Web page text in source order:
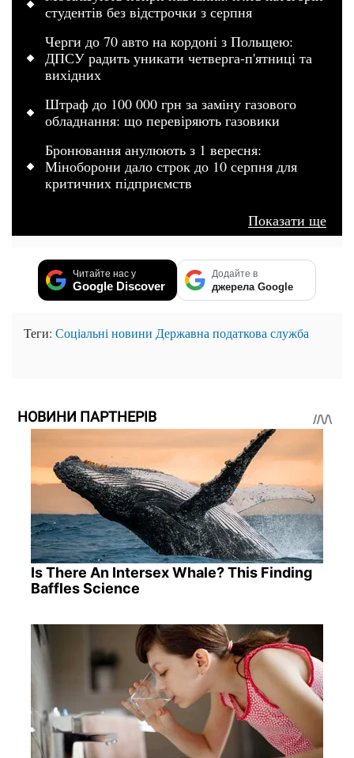
студентів без відстрочки з серпня
Черги до 70 авто на кордоні з Польщею:
ДПСУ радить уникати четверга-п'ятниці та
вихідних
Штраф до 100 000 грн за заміну газового
обладнання: що перевіряють газовики
Бронювання анулюють з 1 вересня:
Міноборони дало строк до 10 серпня для
критичних підприємств
Показати ще
Читайте нас у
Google Discover
Додайте в
джерела Google
Теги: Соціальні новини Державна податкова служба
НОВИНИ ПАРТНЕРІВ
Is There An Intersex Whale? This Finding
Baffles Science